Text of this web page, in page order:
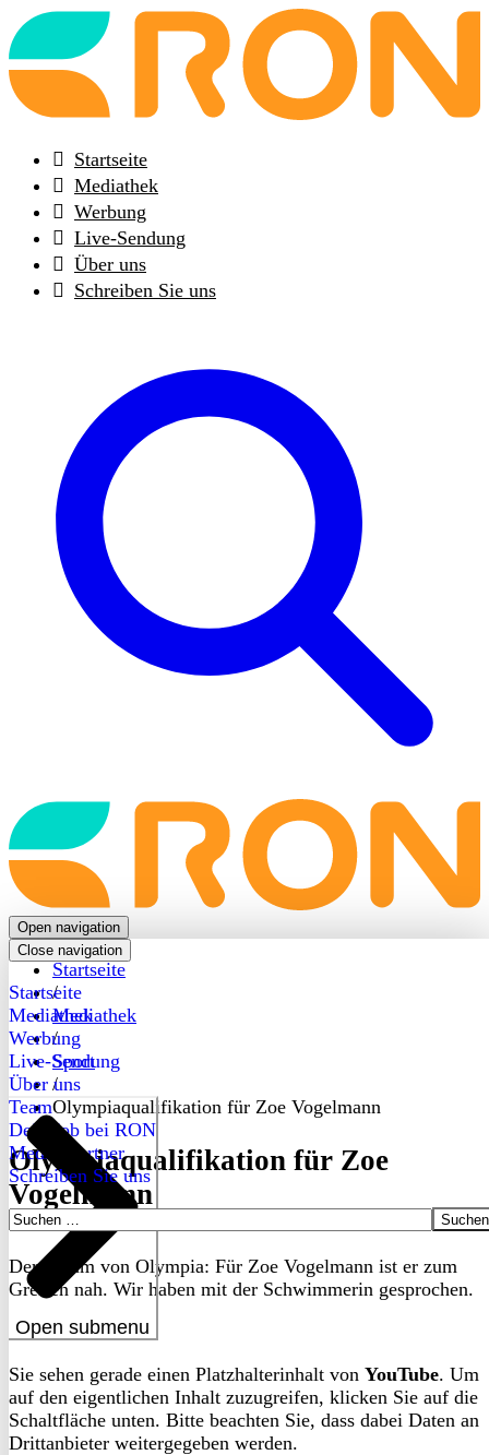
Back
to
frontpage
Startseite
Mediathek
Werbung
Live-Sendung
Über uns
Schreiben Sie uns
Back
to
frontpage
Open navigation
Close navigation
Startseite
Mediathek
Werbung
Live-Sendung
Über uns
Open submenu
Team
Dein Job bei RON
Medienpartner
Schreiben Sie uns
Suchen
Startseite
/
Mediathek
/
Sport
/
Olympiaqualifikation für Zoe Vogelmann
Olympiaqualifikation für Zoe
Vogelmann
Der Traum von Olympia: Für Zoe Vogelmann ist er zum
Greifen nah. Wir haben mit der Schwimmerin gesprochen.
Sie sehen gerade einen Platzhalterinhalt von YouTube. Um
auf den eigentlichen Inhalt zuzugreifen, klicken Sie auf die
Schaltfläche unten. Bitte beachten Sie, dass dabei Daten an
Drittanbieter weitergegeben werden.